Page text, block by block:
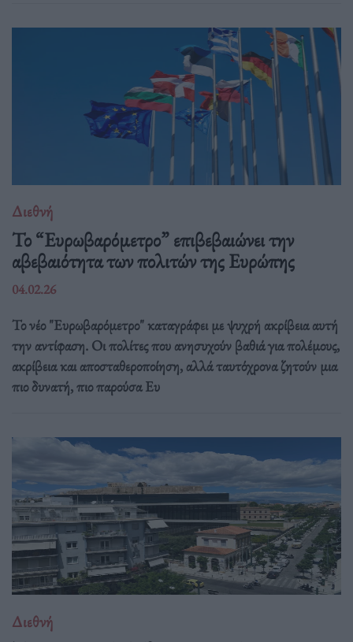
Διεθνή
Το “Ευρωβαρόμετρο” επιβεβαιώνει την
αβεβαιότητα των πολιτών της Ευρώπης
04.02.26
Το νέο "Ευρωβαρόμετρο" καταγράφει με ψυχρή ακρίβεια αυτή
την αντίφαση. Oι πολίτες που ανησυχούν βαθιά για πολέμους,
ακρίβεια και αποσταθεροποίηση, αλλά ταυτόχρονα ζητούν μια
πιο δυνατή, πιο παρούσα Ευ
Διεθνή